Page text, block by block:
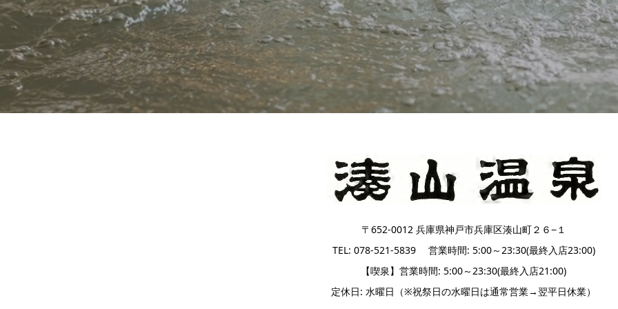
〒652-0012 兵庫県神戸市兵庫区湊山町２６−１
TEL: 078-521-5839 営業時間: 5:00～23:30(最終入店23:00)
【喫泉】営業時間: 5:00～23:30(最終入店21:00)
定休日: 水曜日（※祝祭日の水曜日は通常営業→翌平日休業）